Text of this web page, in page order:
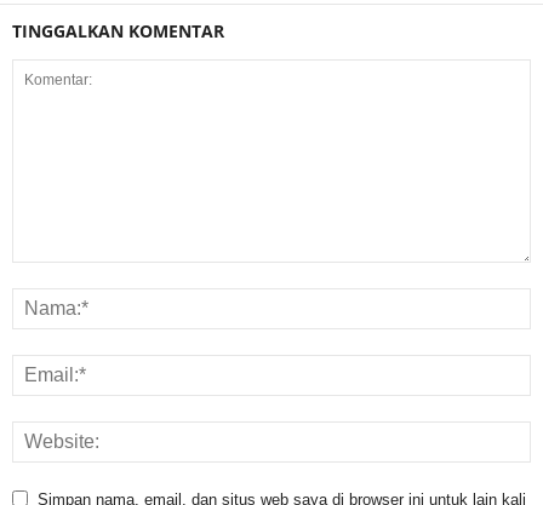
TINGGALKAN KOMENTAR
Simpan nama, email, dan situs web saya di browser ini untuk lain kali